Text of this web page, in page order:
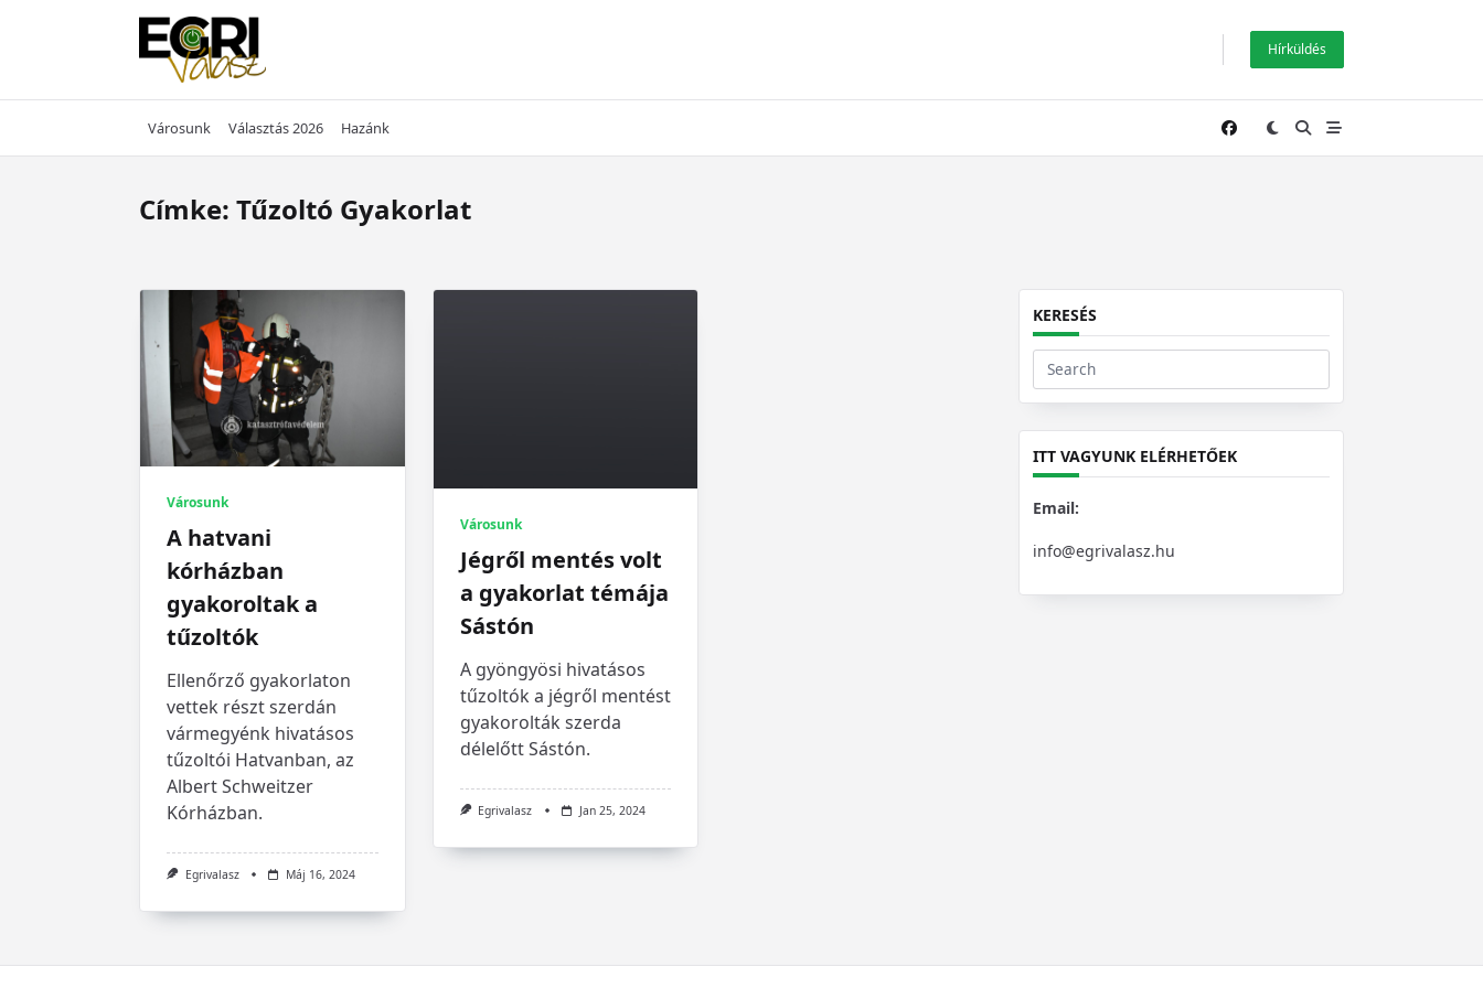
Hírküldés
Városunk Választás 2026 Hazánk
Címke: Tűzoltó Gyakorlat
Városunk
A hatvani
kórházban
gyakoroltak a
tűzoltók
Ellenőrző gyakorlaton
vettek részt szerdán
vármegyénk hivatásos
tűzoltói Hatvanban, az
Albert Schweitzer
Kórházban.
Egrivalasz Máj 16, 2024
Városunk
Jégről mentés volt
a gyakorlat témája
Sástón
A gyöngyösi hivatásos
tűzoltók a jégről mentést
gyakorolták szerda
délelőtt Sástón.
Egrivalasz Jan 25, 2024
KERESÉS
Search
for:
ITT VAGYUNK ELÉRHETŐEK
Email:
info@egrivalasz.hu